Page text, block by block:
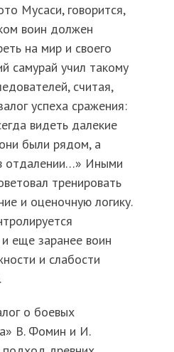
Мусаси, говорится,
воин должен
на мир и своего
самурай учил такому
считая,
успеха сражения:
видеть далекие
были рядом, а
отдалении…» Иными
тренировать
и оценочную логику.
еще заранее воин
и слабости
о боевых
В. Фомин и И.